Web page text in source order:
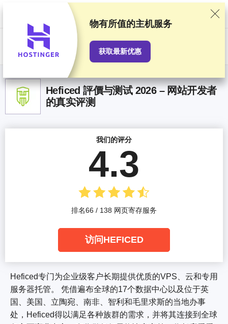
我们基于严格的测试和研究对服务提供商进行排名，同时也会考虑用户反
馈以及我们与提供商之间签订的商业协议。本页面包含联盟链接。
广告披
Heficed 評價与测试 2026 – 网站开发者
的真实评测
Heficed专门为企业级客户长期提供优质的VPS、云和专用
服务器托管。 凭借遍布全球的17个数据中心以及位于英
国、美国、立陶宛、南非、智利和毛里求斯的当地办事
处，Heficed得以满足各种族群的需求，并将其连接到全球
我们的评分
4.3
排名66 / 138 网页寄存服务
访问HEFICED
物有所值的主机服务
获取最新优惠